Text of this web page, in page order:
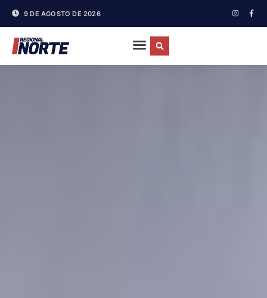
9 DE AGOSTO DE 2026